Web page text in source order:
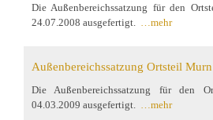
Die Außenbereichssatzung für den
24.07.2008 ausgefertigt. …mehr
Außenbereichssatzung Ortsteil Murn
Die Außenbereichssatzung für den
04.03.2009 ausgefertigt. …mehr